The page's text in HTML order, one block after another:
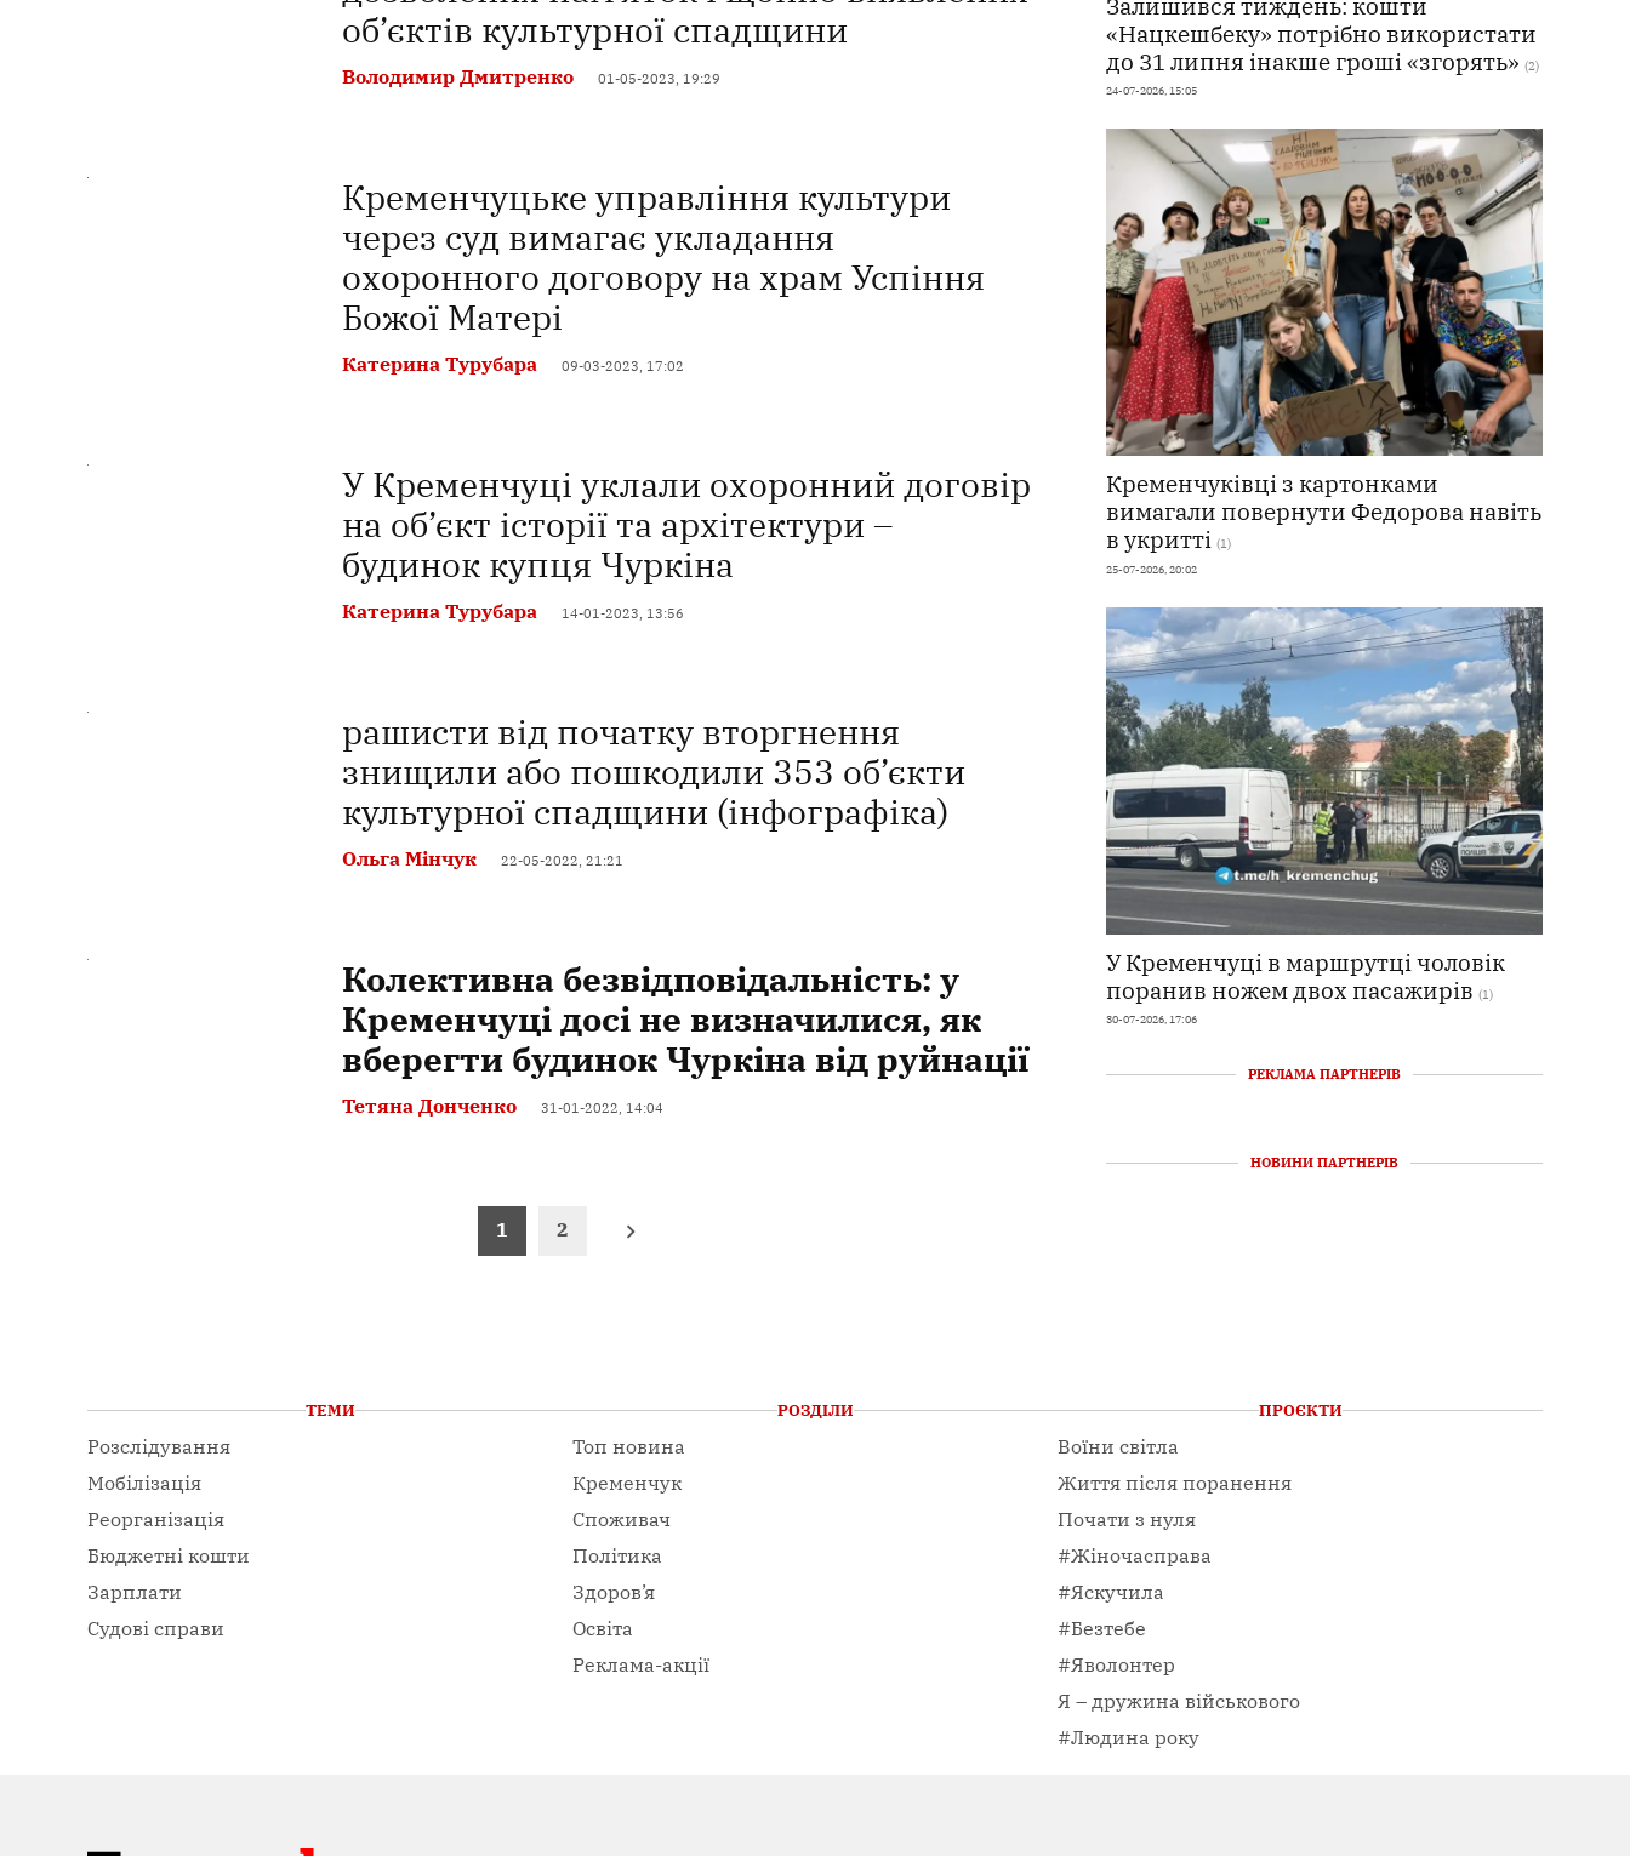
об’єктів культурної спадщини
Володимир Дмитренко 01-05-2023, 19:29
Кременчуцьке управління культури
через суд вимагає укладання
охоронного договору на храм Успіння
Божої Матері
Катерина Турубара 09-03-2023, 17:02
У Кременчуці уклали охоронний договір
на об’єкт історії та архітектури –
будинок купця Чуркіна
Катерина Турубара 14-01-2023, 13:56
рашисти від початку вторгнення
знищили або пошкодили 353 об’єкти
культурної спадщини (інфографіка)
Ольга Мінчук 22-05-2022, 21:21
Колективна безвідповідальність: у
Кременчуці досі не визначилися, як
вберегти будинок Чуркіна від руйнації
Тетяна Донченко 31-01-2022, 14:04
1 2
«Нацкешбеку» потрібно використати
до 31 липня інакше гроші «згорять» (2)
24-07-2026, 15:05
Кременчуківці з картонками
вимагали повернути Федорова навіть
в укритті (1)
25-07-2026, 20:02
У Кременчуці в маршрутці чоловік
поранив ножем двох пасажирів (1)
30-07-2026, 17:06
РЕКЛАМА ПАРТНЕРІВ
НОВИНИ ПАРТНЕРІВ
ТЕМИ
Розслідування
Мобілізація
Реорганізація
Бюджетні кошти
Зарплати
Судові справи
РОЗДІЛИ
Топ новина
Кременчук
Споживач
Політика
Здоров’я
Освіта
Реклама-акції
ПРОЄКТИ
Воїни світла
Життя після поранення
Почати з нуля
#Жіночасправа
#Яскучила
#Безтебе
#Яволонтер
Я – дружина військового
#Людина року